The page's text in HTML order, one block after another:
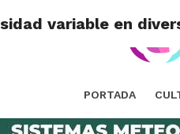
PORTADA
variable en